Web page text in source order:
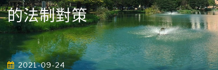
的法制對策
2021-09-24